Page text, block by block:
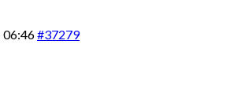
06:46#37279